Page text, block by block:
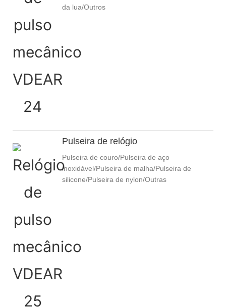
da lua/Outros
Pulseira de relógio
Pulseira de couro/Pulseira de aço
inoxidável/Pulseira de malha/Pulseira de
silicone/Pulseira de nylon/Outras